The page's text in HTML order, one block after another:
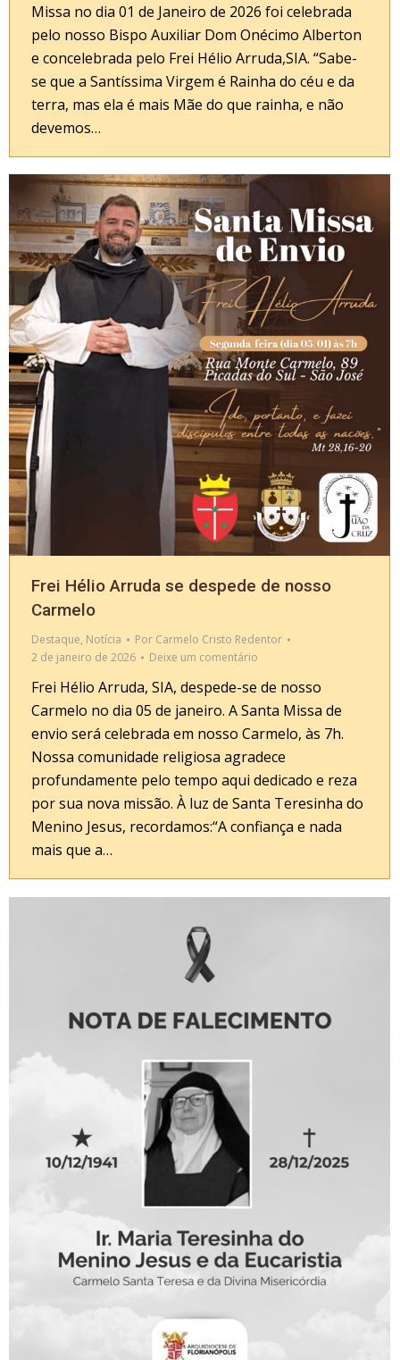
Missa no dia 01 de Janeiro de 2026 foi celebrada
pelo nosso Bispo Auxiliar Dom Onécimo Alberton
e concelebrada pelo Frei Hélio Arruda,SIA. “Sabe-
se que a Santíssima Virgem é Rainha do céu e da
terra, mas ela é mais Mãe do que rainha, e não
devemos…
Frei Hélio Arruda se despede de nosso
Carmelo
Destaque, Notícia Por Carmelo Cristo Redentor
2 de janeiro de 2026
Deixe um comentário
Frei Hélio Arruda, SIA, despede-se de nosso
Carmelo no dia 05 de janeiro. A Santa Missa de
envio será celebrada em nosso Carmelo, às 7h.
Nossa comunidade religiosa agradece
profundamente pelo tempo aqui dedicado e reza
por sua nova missão. À luz de Santa Teresinha do
Menino Jesus, recordamos:“A confiança e nada
mais que a…